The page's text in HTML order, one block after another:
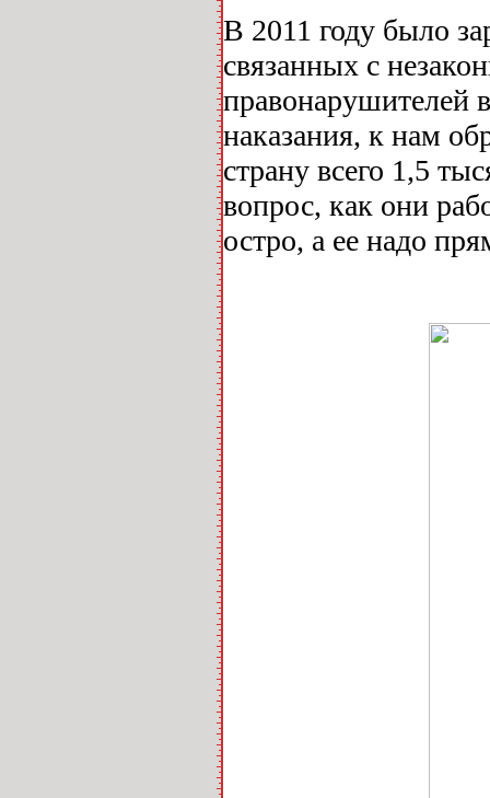
В 2011 году было
связанных с
правонарушителей
наказания, к нам
страну всего 1,5
вопрос, как они
остро, а ее надо